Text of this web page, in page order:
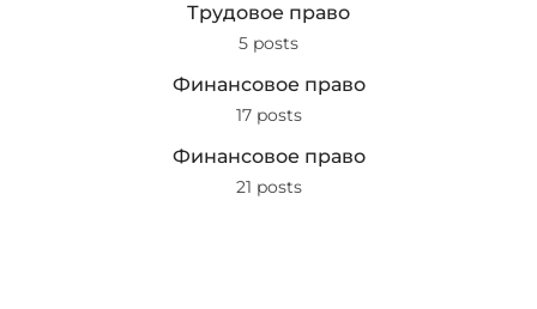
Трудовое право
5 posts
Финансовое право
17 posts
Финансовое право
21 posts